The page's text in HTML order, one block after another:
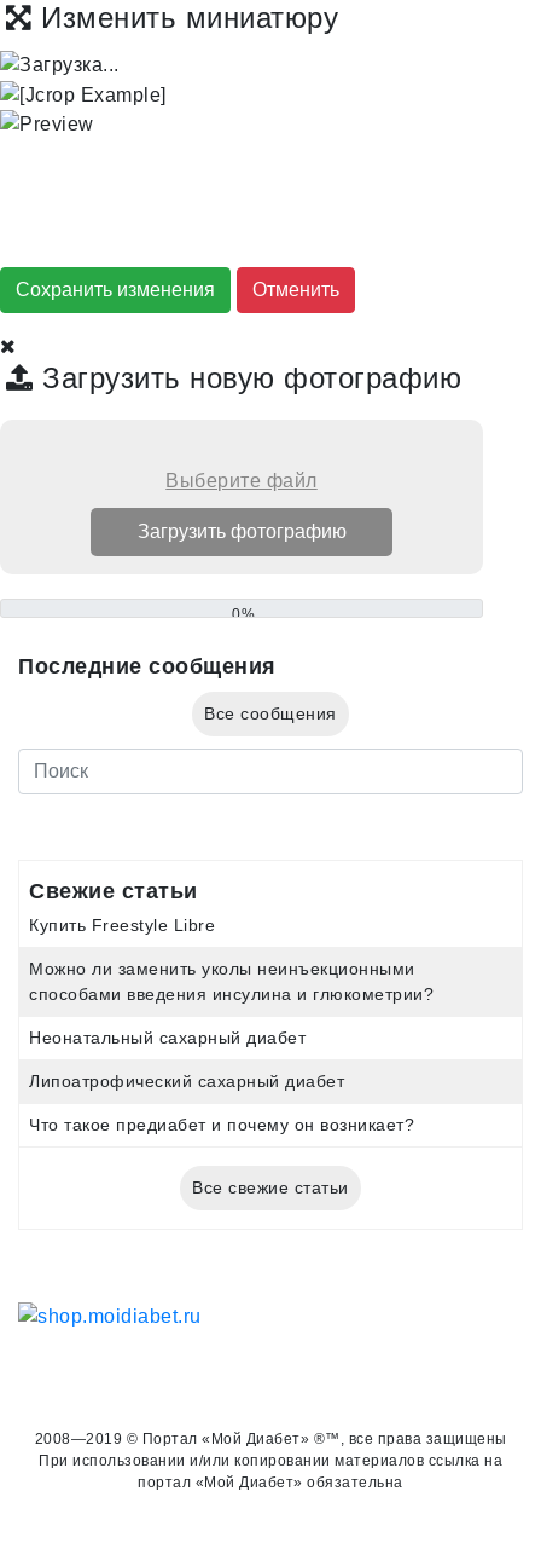
Изменить миниатюру
Сохранить изменения
Загрузить новую фотографию
Выберите файл
0%
Последние сообщения
Все сообщения
Свежие статьи
Купить Freestyle Libre
Можно ли заменить уколы неинъекционными
способами введения инсулина и глюкометрии?
Неонатальный сахарный диабет
Липоатрофический сахарный диабет
Что такое предиабет и почему он возникает?
Все свежие статьи
2008—2019 © Портал «Мой Диабет» ®™, все права защищены
При использовании и/или копировании материалов ссылка на
портал «Мой Диабет» обязательна